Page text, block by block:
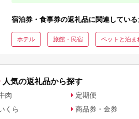
宿泊券・食事券の返礼品に関連している
ホテル 旅館・民宿 ペットと泊ま
人気の返礼品から探す
肉
くら
定期便
商品券・金券